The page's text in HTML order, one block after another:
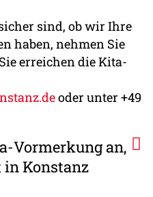
sind, ob wir Ihre
haben, nehmen Sie
erreichen die Kita-
oder unter +49
Vormerkung an,
Konstanz